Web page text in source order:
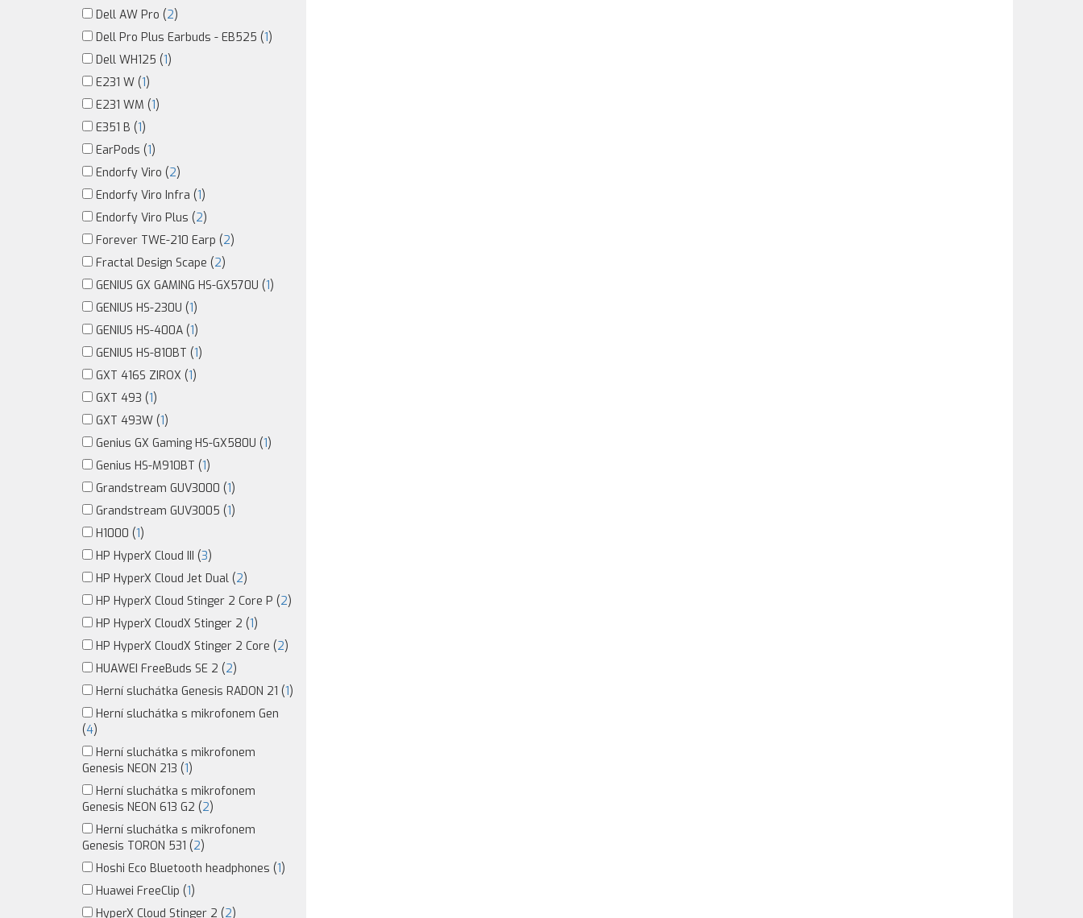
Dell AW Pro (2)
Dell Pro Plus Earbuds - EB525 (1)
Dell WH125 (1)
E231 W (1)
E231 WM (1)
E351 B (1)
EarPods (1)
Endorfy Viro (2)
Endorfy Viro Infra (1)
Endorfy Viro Plus (2)
Forever TWE-210 Earp (2)
Fractal Design Scape (2)
GENIUS GX GAMING HS-GX570U (1)
GENIUS HS-230U (1)
GENIUS HS-400A (1)
GENIUS HS-810BT (1)
GXT 416S ZIROX (1)
GXT 493 (1)
GXT 493W (1)
Genius GX Gaming HS-GX580U (1)
Genius HS-M910BT (1)
Grandstream GUV3000 (1)
Grandstream GUV3005 (1)
H1000 (1)
HP HyperX Cloud III (3)
HP HyperX Cloud Jet Dual (2)
HP HyperX Cloud Stinger 2 Core P (2)
HP HyperX CloudX Stinger 2 (1)
HP HyperX CloudX Stinger 2 Core (2)
HUAWEI FreeBuds SE 2 (2)
Herní sluchátka Genesis RADON 21 (1)
Herní sluchátka s mikrofonem Gen
(4)
Herní sluchátka s mikrofonem
Genesis NEON 213 (1)
Herní sluchátka s mikrofonem
Genesis NEON 613 G2 (2)
Herní sluchátka s mikrofonem
Genesis TORON 531 (2)
Hoshi Eco Bluetooth headphones (1)
Huawei FreeClip (1)
HyperX Cloud Stinger 2 (2)